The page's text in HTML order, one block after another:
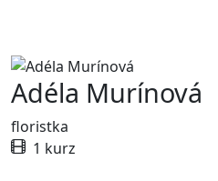
Adéla Murínová
floristka
1 kurz